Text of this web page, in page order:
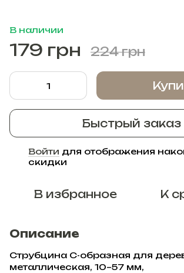
В наличии
179 грн 224 грн
Быстрый заказ
Войти для отображения
скидки
В избранное К
Описание
Струбцина С-образная для
металлическая, 10–57 мм,